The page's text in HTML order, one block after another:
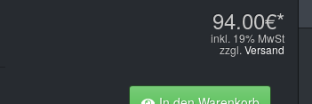
94.00€*
inkl. 19% MwSt
zzgl. Versand